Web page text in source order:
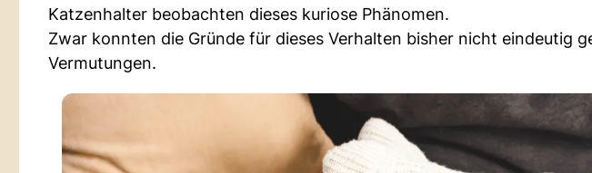
Katzenhalter beobachten dieses kuriose Phänomen.
Zwar konnten die Gründe für dieses Verhalten bisher nicht eindeutig
Vermutungen.